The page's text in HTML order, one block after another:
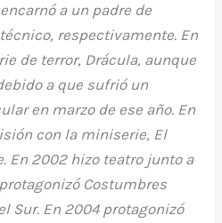
encarnó a un padre de
respectivamente. En
de terror, Drácula, aunque
a que sufrió un
en marzo de ese año. En
con la miniserie, El
En 2002 hizo teatro junto a
Costumbres
Sur. En 2004 protagonizó